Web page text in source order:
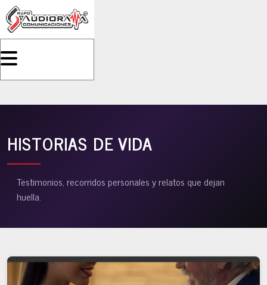
HISTORIAS DE VIDA
Testimonios, recorridos personales y relatos que dejan
huella.